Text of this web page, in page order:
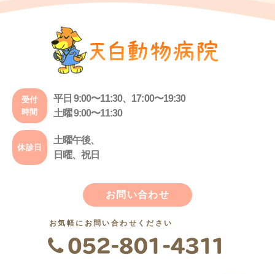
受付
時間
平日 9:00〜11:30、17:00〜19:30
土曜 9:00〜11:30
休診日
土曜午後、
日曜、祝日
お問い合わせ
お気軽にお問い合わせください